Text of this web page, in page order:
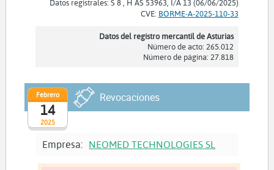
Datos registrales: S 8 , H AS 53963, I/A 13 (06/06/2025)
CVE: BORME-A-2025-110-33
Datos del registro mercantil de Asturias
Número de acto: 265.012
Número de página: 27.818
2025
Febrero
14
Revocaciones
Empresa: NEOMED TECHNOLOGIES SL